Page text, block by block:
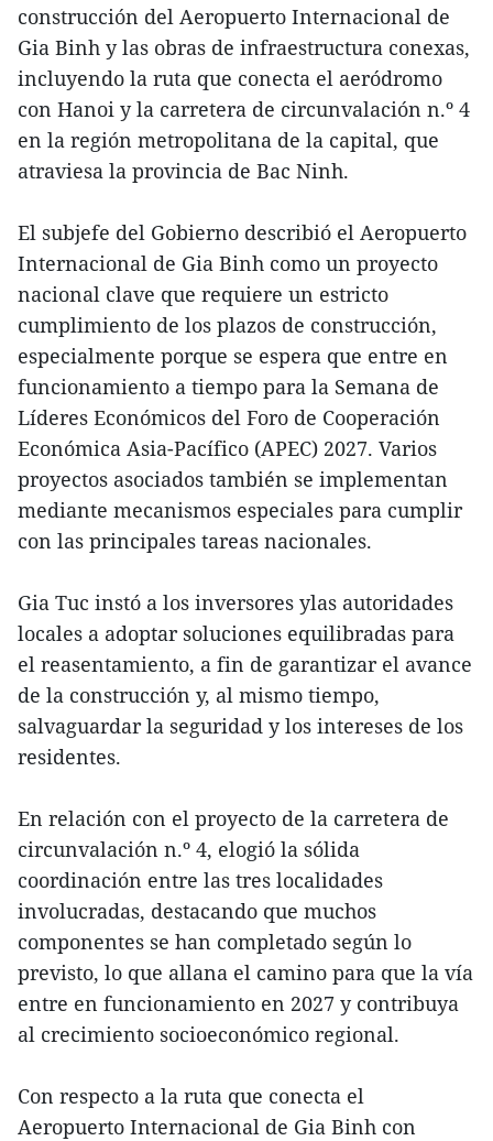
construcción del Aeropuerto Internacional de
Gia Binh y las obras de infraestructura conexas,
incluyendo la ruta que conecta el aeródromo
con Hanoi y la carretera de circunvalación n.º 4
en la región metropolitana de la capital, que
atraviesa la provincia de Bac Ninh.
El subjefe del Gobierno describió el Aeropuerto
Internacional de Gia Binh como un proyecto
nacional clave que requiere un estricto
cumplimiento de los plazos de construcción,
especialmente porque se espera que entre en
funcionamiento a tiempo para la Semana de
Líderes Económicos del Foro de Cooperación
Económica Asia-Pacífico (APEC) 2027. Varios
proyectos asociados también se implementan
mediante mecanismos especiales para cumplir
con las principales tareas nacionales.
Gia Tuc instó a los inversores ylas autoridades
locales a adoptar soluciones equilibradas para
el reasentamiento, a fin de garantizar el avance
de la construcción y, al mismo tiempo,
salvaguardar la seguridad y los intereses de los
residentes.
En relación con el proyecto de la carretera de
circunvalación n.º 4, elogió la sólida
coordinación entre las tres localidades
involucradas, destacando que muchos
componentes se han completado según lo
previsto, lo que allana el camino para que la vía
entre en funcionamiento en 2027 y contribuya
al crecimiento socioeconómico regional.
Con respecto a la ruta que conecta el
Aeropuerto Internacional de Gia Binh con